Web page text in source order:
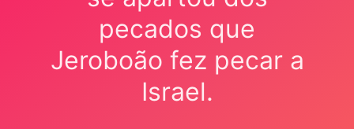
pecados que
Jeroboão fez pecar a
Israel.